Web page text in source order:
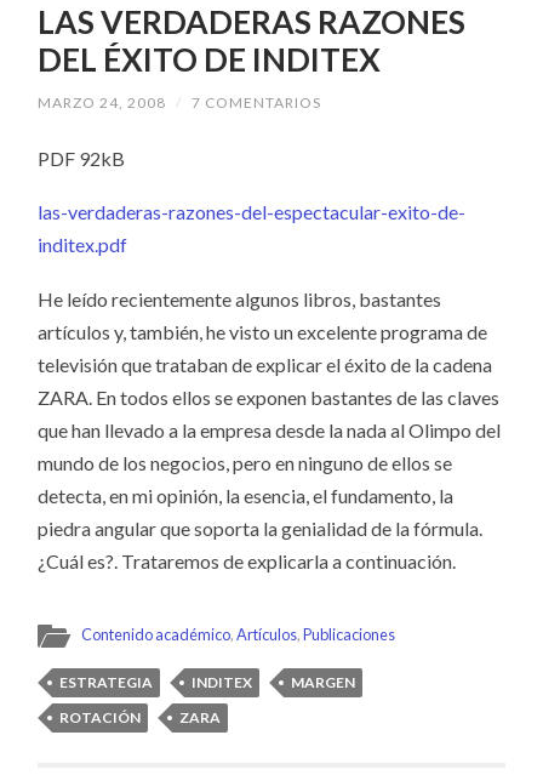
LAS VERDADERAS RAZONES
DEL ÉXITO DE INDITEX
MARZO 24, 2008 / 7 COMENTARIOS
PDF 92kB
las-verdaderas-razones-del-espectacular-exito-de-
inditex.pdf
He leído recientemente algunos libros, bastantes
artículos y, también, he visto un excelente programa de
televisión que trataban de explicar el éxito de la cadena
ZARA. En todos ellos se exponen bastantes de las claves
que han llevado a la empresa desde la nada al Olimpo del
mundo de los negocios, pero en ninguno de ellos se
detecta, en mi opinión, la esencia, el fundamento, la
piedra angular que soporta la genialidad de la fórmula.
¿Cuál es?. Trataremos de explicarla a continuación.
Contenido académico,Artículos,Publicaciones
ESTRATEGIA INDITEX
MARGEN
ROTACIÓN
ZARA